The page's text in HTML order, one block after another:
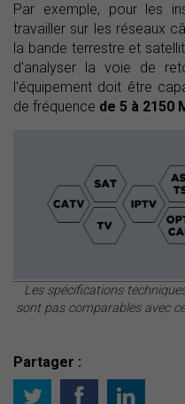
Par exemple, pour les
travailler sur les réseaux
la bande terrestre et
d'analyser la voie de
l'équipement doit être
de fréquence de 5 à 2150
Les spécifications
sont pas comparables avec
Partager :